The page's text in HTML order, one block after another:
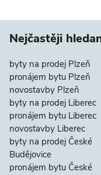
Nejčastěji
byty na prodej Plzeň
pronájem bytu Plzeň
novostavby Plzeň
byty na prodej Liberec
pronájem bytu Liberec
novostavby Liberec
byty na prodej České
Budějovice
pronájem bytu České